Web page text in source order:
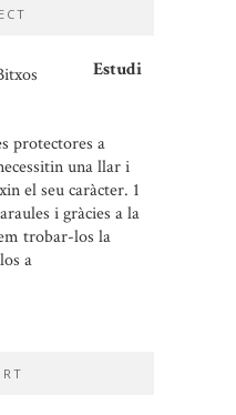
Estudi
protectores a
una llar i
el seu caràcter. 1
i gràcies a la
trobar-los la
a